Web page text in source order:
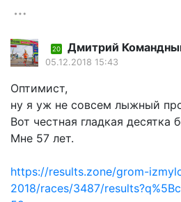
20 Дмитрий
05.12.2018 15:43
Оптимист,
ну я уж не совсем лыжный
Вот честная гладкая десятка
Мне 57 лет.
https://results.zone/grom-
2018/races/3487/